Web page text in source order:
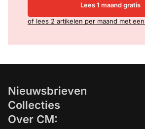
Lees 1 maand gratis
of lees 2 artikelen per maand met
Nieuwsbrieven
Collecties
Over CM: